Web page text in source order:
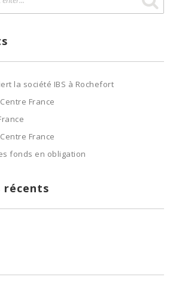
la société IBS à Rochefort
France
France
fonds en obligation
récents